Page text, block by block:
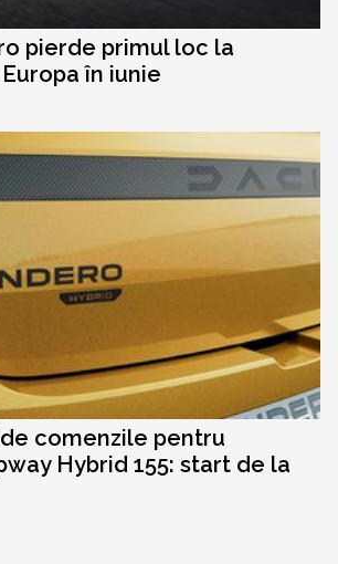
pierde primul loc la
în iunie
comenzile pentru
Hybrid 155: start de la